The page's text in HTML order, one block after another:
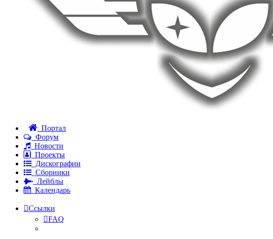
Портал
Форум
Новости
Проекты
Дискографии
Сборники
Лейблы
Календарь
Ссылки
FAQ